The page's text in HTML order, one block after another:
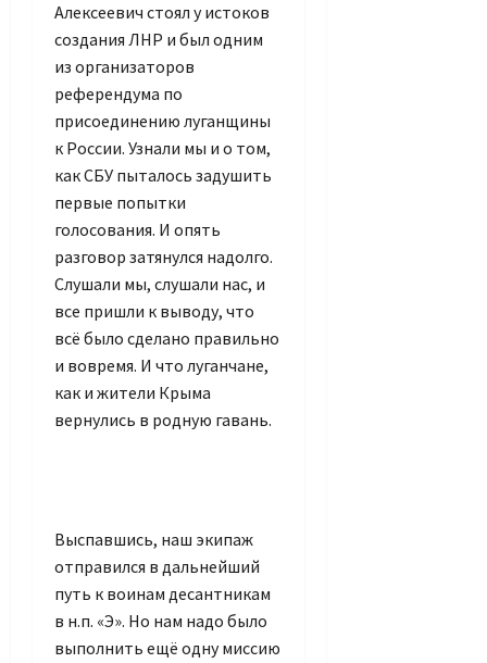
Алексеевич стоял у истоков
создания ЛНР и был одним
из организаторов
референдума по
присоединению луганщины
к России. Узнали мы и о том,
как СБУ пыталось задушить
первые попытки
голосования. И опять
разговор затянулся надолго.
Слушали мы, слушали нас, и
все пришли к выводу, что
всё было сделано правильно
и вовремя. И что луганчане,
как и жители Крыма
вернулись в родную гавань.
Выспавшись, наш экипаж
отправился в дальнейший
путь к воинам десантникам
в н.п. «Э». Но нам надо было
выполнить ещё одну миссию